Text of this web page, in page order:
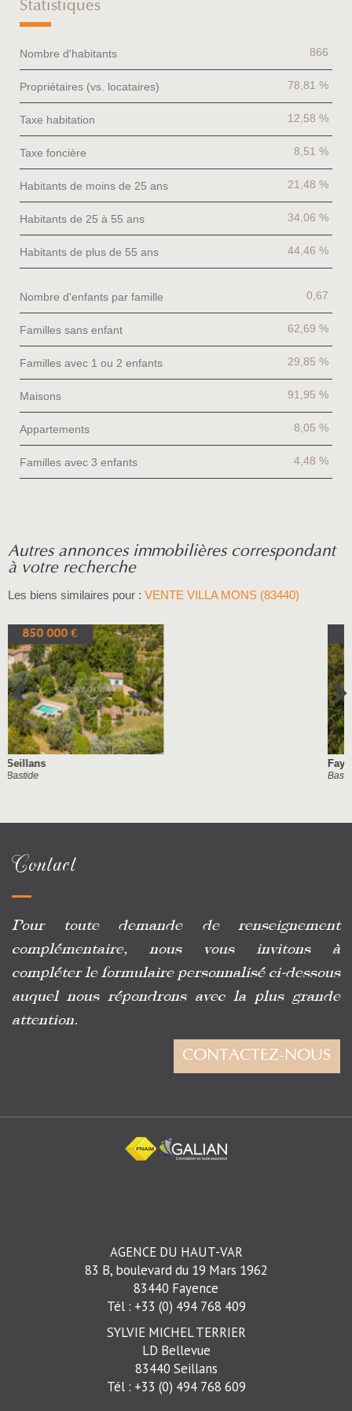
Statistiques
Nombre d'habitants 866
Propriétaires (vs. locataires) 78,81 %
Taxe habitation 12,58 %
Taxe foncière 8,51 %
Habitants de moins de 25 ans 21,48 %
Habitants de 25 à 55 ans 34,06 %
Habitants de plus de 55 ans 44,46 %
Nombre d'enfants par famille 0,67
Familles sans enfant 62,69 %
Familles avec 1 ou 2 enfants 29,85 %
Maisons 91,95 %
Appartements 8,05 %
Familles avec 3 enfants 4,48 %
autres annonces immobilières correspondant
à votre recherche
Les biens similaires pour : VENTE VILLA MONS (83440)
740 000 €
Contact
Pour toute demande de renseignement
complémentaire, nous vous invitons à
compléter le formulaire personnalisé ci-dessous
auquel nous répondrons avec la plus grande
attention.
CONTACTEZ-NOUS
AGENCE DU HAUT-VAR
83 B, boulevard du 19 Mars 1962
83440 Fayence
Tél : +33 (0) 494 768 409
SYLVIE MICHEL TERRIER
LD Bellevue
83440 Seillans
Tél : +33 (0) 494 768 609